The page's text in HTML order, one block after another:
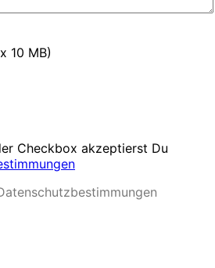
10 MB)
Checkbox akzeptierst Du